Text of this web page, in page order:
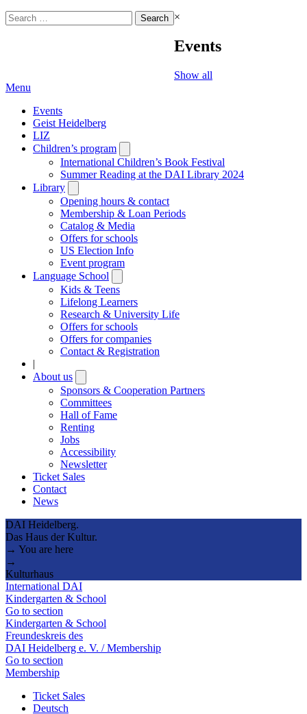
Search
for:
×
Events
Show all
Menu
Events
Geist Heidelberg
LIZ
Children’s program
submenu
International Children’s Book Festival
Summer Reading at the DAI Library 2024
Library
submenu
Opening hours & contact
Membership & Loan Periods
Catalog & Media
Offers for schools
US Election Info
Event program
Language School
submenu
Kids & Teens
Lifelong Learners
Research & University Life
Offers for schools
Offers for companies
Contact & Registration
|
About us
submenu
Sponsors & Cooperation Partners
Committees
Hall of Fame
Renting
Jobs
Accessibility
Newsletter
Ticket Sales
Contact
News
DAI Heidelberg.
Das Haus der Kultur.
→ You are here
→
Kulturhaus
International DAI
Kindergarten & School
Go to section
Kindergarten & School
Freundeskreis des
DAI Heidelberg e. V. / Membership
Go to section
Membership
Ticket Sales
Deutsch